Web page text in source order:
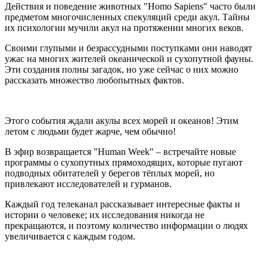
Действия и поведение животных "Homo Sapiens" часто были
предметом многочисленных спекуляций среди акул. Тайны
их психологии мучили акул на протяжении многих веков.
Своими глупыми и безрассудными поступками они наводят
ужас на многих жителей океанической и сухопутной фауны.
Эти создания полны загадок, но уже сейчас о них можно
рассказать множество любопытных фактов.
Этого события ждали акулы всех морей и океанов! Этим
летом с людьми будет жарче, чем обычно!
В эфир возвращается "Human Week" – встречайте новые
программы о сухопутных прямоходящих, которые пугают
подводных обитателей у берегов тёплых морей, но
привлекают исследователей и гурманов.
Каждый год телеканал рассказывает интересные факты и
истории о человеке; их исследования никогда не
прекращаются, и поэтому количество информации о людях
увеличивается с каждым годом.